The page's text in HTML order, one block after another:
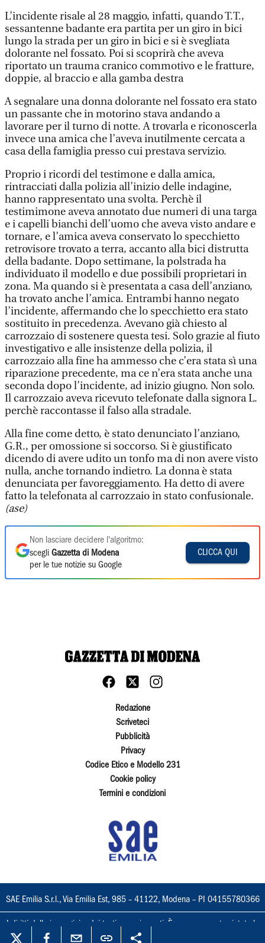
L’incidente risale al 28 maggio, infatti, quando T.T.,
sessantenne badante era partita per un giro in bici
lungo la strada per un giro in bici e si è svegliata
dolorante nel fossato. Poi si scoprirà che aveva
riportato un trauma cranico commotivo e le fratture,
doppie, al braccio e alla gamba destra
A segnalare una donna dolorante nel fossato era stato
un passante che in motorino stava andando a
lavorare per il turno di notte. A trovarla e riconoscerla
invece una amica che l’aveva inutilmente cercata a
casa della famiglia presso cui prestava servizio.
Proprio i ricordi del testimone e dalla amica,
rintracciati dalla polizia all’inizio delle indagine,
hanno rappresentato una svolta. Perchè il
testimimone aveva annotato due numeri di una targa
e i capelli bianchi dell’uomo che aveva visto andare e
tornare, e l’amica aveva conservato lo specchietto
retrovisore trovato a terra, accanto alla bici distrutta
della badante. Dopo settimane, la polstrada ha
individuato il modello e due possibili proprietari in
zona. Ma quando si è presentata a casa dell’anziano,
ha trovato anche l’amica. Entrambi hanno negato
l’incidente, affermando che lo specchietto era stato
sostituito in precedenza. Avevano già chiesto al
carrozzaio di sostenere questa tesi. Solo grazie al fiuto
investigativo e alle insistenze della polizia, il
carrozzaio alla fine ha ammesso che c’era stata sì una
riparazione precedente, ma ce n’era stata anche una
seconda dopo l’incidente, ad inizio giugno. Non solo.
Il carrozzaio aveva ricevuto telefonate dalla signora L.
perchè raccontasse il falso alla stradale.
Alla fine come detto, è stato denunciato l’anziano,
G.R., per omossione si soccorso. Si è giustificato
dicendo di avere udito un tonfo ma di non avere visto
nulla, anche tornando indietro. La donna è stata
denunciata per favoreggiamento. Ha detto di avere
fatto la telefonata al carrozzaio in stato confusionale.
(ase)
Non lasciare decidere l'algoritmo:
scegli Gazzetta di Modena
per le tue notizie su Google
CLICCA QUI
Redazione
Scriveteci
Pubblicità
Privacy
Codice Etico e Modello 231
Cookie policy
Termini e condizioni
SAE Emilia S.r.l., Via Emilia Est, 985 – 41122, Modena – PI 04155780366
I diritti delle immagini e dei testi sono riservati. È espressamente vietata la
loro riproduzione con qualsiasi mezzo e l'adattamento totale o parziale.